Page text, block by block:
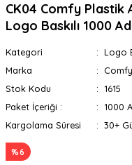
CK04 Comfy Plastik
Logo Baskılı 1000
Kategori
Logo
Marka
Comfy
Stok Kodu
1615
Paket İçeriği :
1000
Kargolama Süresi
30+
%6